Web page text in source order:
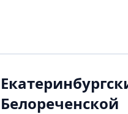
Белореченской